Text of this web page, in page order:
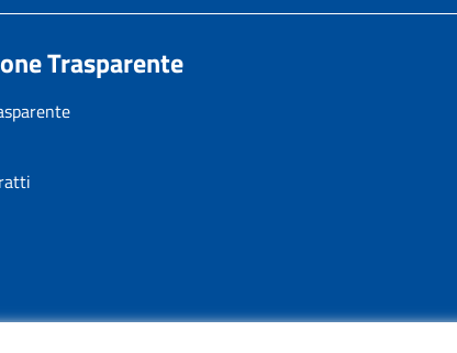
Trasparente